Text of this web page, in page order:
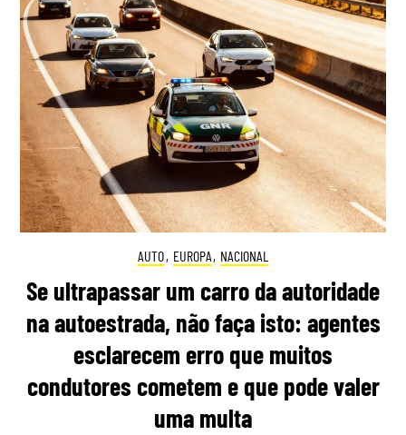
AUTO, EUROPA, NACIONAL
Se ultrapassar um carro da autoridade
na autoestrada, não faça isto: agentes
esclarecem erro que muitos
condutores cometem e que pode valer
uma multa